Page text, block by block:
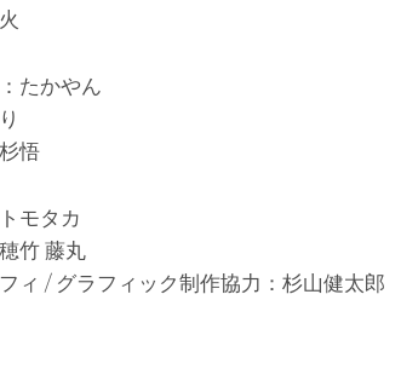
たかやん
悟
モタカ
竹 藤丸
ィ / グラフィック制作協力：杉山健太郎